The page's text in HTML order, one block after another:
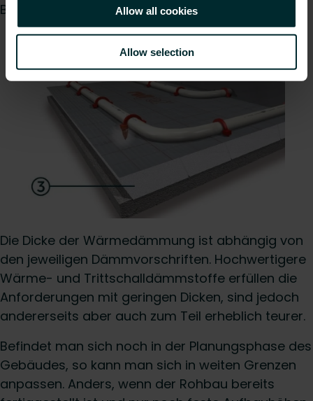
Allow all cookies
Allow selection
Bodenbelag
Die Dicke der Wärmedämmung ist abhängig von
den jeweiligen Dämmvorschriften. Hochwertigere
Wärme- und Trittschalldämmstoffe erfüllen die
Anforderungen mit geringen Dicken, sind jedoch
andererseits aber auch zum Teil erheblich teurer.
Befindet man sich noch in der Planungsphase des
Gebäudes, so kann man sich in weiten Grenzen
anpassen. Anders, wenn der Rohbau bereits